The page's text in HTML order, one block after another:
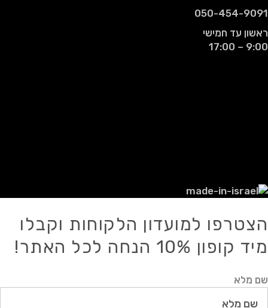
050-454-9091
ראשון עד חמישי
9:00 – 17:00
הצטרפו למועדון הלקוחות וקבלו
מיד קופון 10% הנחה לכל האתר!
שם מלא